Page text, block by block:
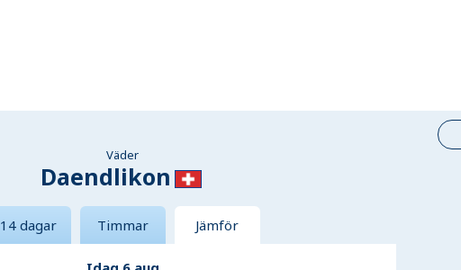
Väder
Daendlikon
14 dagar Timmar Jämför